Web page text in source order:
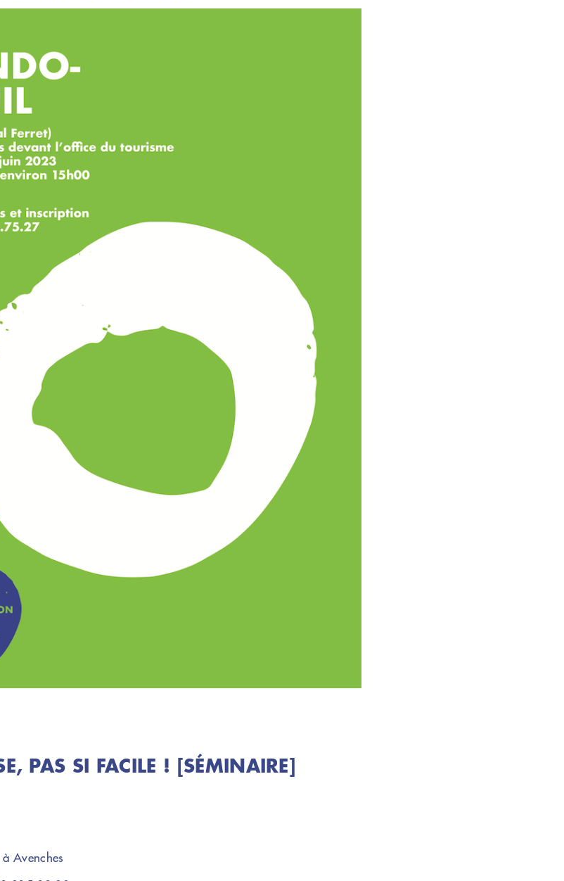
PAS SI FACILE ! [SÉMINAIRE]
à Avenches